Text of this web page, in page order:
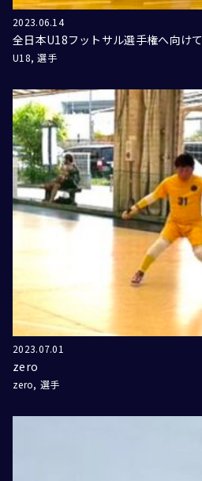
2023.06.14
全日本U18フットサル選手権へ向けて
U18 選手
2023.07.01
zero
zero 選手